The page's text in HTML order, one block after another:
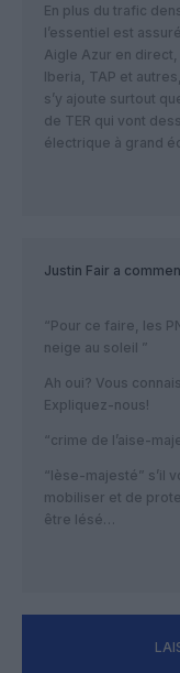
En plus du trafic
l’essentiel est
Aigle Azur en
Iberia, TAP et
s’y ajoute surtout
de TER qui vont
électrique à grand
Justin Fair a
“Pour ce faire, les
neige au soleil ”
Ah oui? Vous
Expliquez-nous!
“crime de l’aise-
“lèse-majesté” s’il
mobiliser et de
être lésé…